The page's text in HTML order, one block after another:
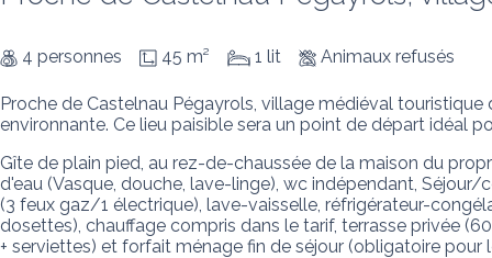
4 personnes 45 m² 1 lit Animaux refusés
Proche de Castelnau Pégayrols, village médiéval
environnante. Ce lieu paisible sera un point de départ idéal
Gîte de plain pied, au rez-de-chaussée de la maison du
d'eau (Vasque, douche, lave-linge), wc indépendant,
(3 feux gaz/1 électrique), lave-vaisselle, réfrigérateur-
dosettes), chauffage compris dans le tarif, terrasse privée
+ serviettes) et forfait ménage fin de séjour (obligatoire